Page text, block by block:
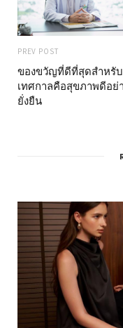
PREV POST
ของขวัญที่ดีที่สุดสำหรั
เทศกาลคือสุขภาพดีอย่
ยั่งยืน